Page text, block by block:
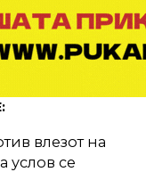
влезот на
услов се